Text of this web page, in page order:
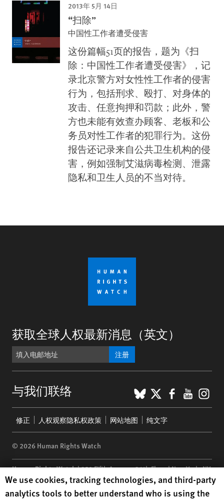
2013年 5月 14日
“扫除”
中国性工作者遭受侵害
这份篇幅51页的报告，题为《扫
除：中国性工作者遭受侵害》，记
录北京警方对女性性工作者的侵害
行为，包括刑求、殴打、对身体的
攻击、任意拘押和罚款；此外，警
方也未能有效查办顾客、老板和公
务员对性工作者的犯罪行为。这份
报告还记录来自公共卫生机构的侵
害，例如强制艾滋病毒检测、泄露
隐私和卫生人员的不当对待。
获取全球人权最新消息（英文）
注册
与我们联络 BlueSky
X
menu
修正 人权观察隐私权政策 网站地图 纯文字
© 2026 Human Rights Watch
Human Rights Watch| 350 Fifth Avenue, 34th Floor | New York,NY
10118-3299USA|t 1.212.290.4700
Human Rights Watchis a 501(C)(3) nonprofit registered in the US
Human Rights Watch cookie preferences
We use cookies, tracking technologies, and third-party
analytics tools to better understand who is using the